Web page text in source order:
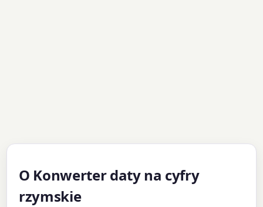
O Konwerter daty na cyfry
rzymskie